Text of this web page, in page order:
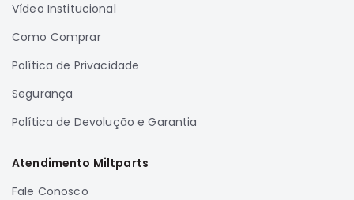
e
Airtrek
Grandis
Vídeo Institucional
Como Comprar
Política de Privacidade
Segurança
Política de Devolução e Garantia
Atendimento Miltparts
Fale Conosco